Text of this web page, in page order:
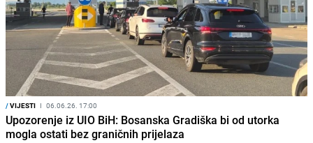
/VIJESTI I 06.06.26. 17:00
Upozorenje iz UIO BiH: Bosanska Gradiška bi od utorka
mogla ostati bez graničnih prijelaza